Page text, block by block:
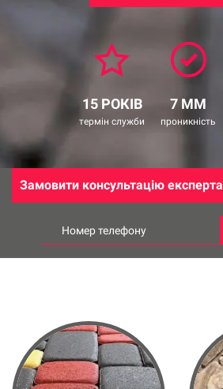
15 РОКІВ
термін служби
7 ММ
проникність
Замовити консультацію експерта
Номер телефону